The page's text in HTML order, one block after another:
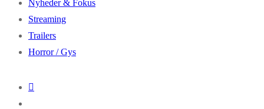
Nyheder & Fokus
Streaming
Trailers
Horror / Gys